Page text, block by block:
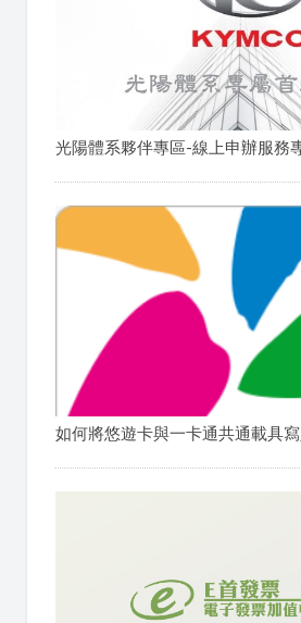
光陽體系夥伴專區-線上申辦服務
如何將悠遊卡與一卡通共通載具